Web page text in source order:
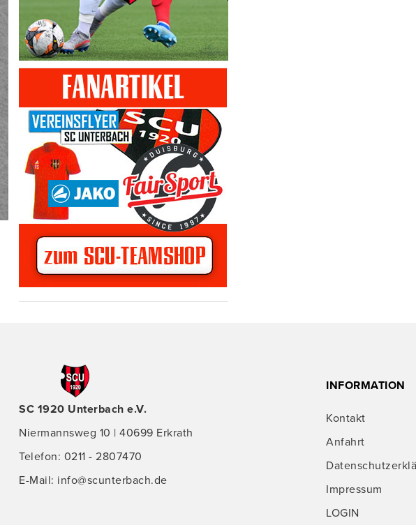
SC 1920 Unterbach e.V.
Niermannsweg 10 | 40699 Erkrath
Telefon: 0211 - 2807470
E-Mail: info@scunterbach.de
INFORMATION
Kontakt
Anfahrt
Impressum
LOGIN